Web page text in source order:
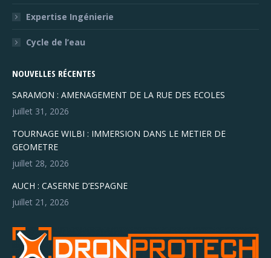
Expertise Ingénierie
Cycle de l’eau
NOUVELLES RÉCENTES
SARAMON : AMENAGEMENT DE LA RUE DES ECOLES
juillet 31, 2026
TOURNAGE WILBI : IMMERSION DANS LE METIER DE
GEOMETRE
juillet 28, 2026
AUCH : CASERNE D’ESPAGNE
juillet 21, 2026